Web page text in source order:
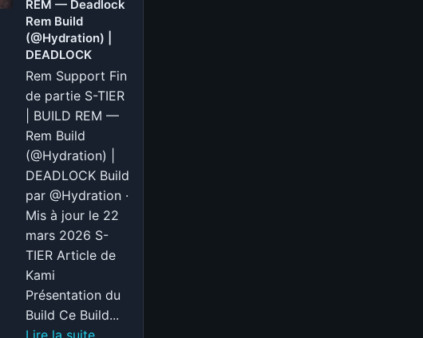
REM — Deadlock
Rem Build
(@Hydration) |
DEADLOCK
Rem Support Fin
de partie S-TIER
| BUILD REM —
Rem Build
(@Hydration) |
DEADLOCK Build
par @Hydration ·
Mis à jour le 22
mars 2026 S-
TIER Article de
Kami
Présentation du
Build Ce Build...
Lire la suite: